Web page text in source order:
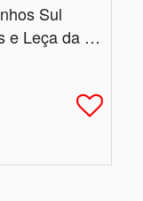
Sul
Porto, Matosinhos, Matosinhos e Leça da Palmeira